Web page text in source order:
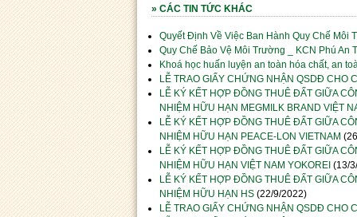
» CÁC TIN TỨC KHÁC
Quyết Định Về Việc Ban Hành Quy Chế Môi
Quy Chế Bảo Vệ Môi Trường _ KCN Phú An
Khoá học huấn luyện an toàn hóa chất, an
LỄ TRAO GIẤY CHỨNG NHẬN QSDĐ CHO
LỄ KÝ KẾT HỢP ĐỒNG THUÊ ĐẤT GIỮA
NHIỆM HỮU HẠN MEGMILK BRAND VIỆT
LỄ KÝ KẾT HỢP ĐỒNG THUÊ ĐẤT GIỮA
NHIỆM HỮU HẠN PEACE-LON VIETNAM
LỄ KÝ KẾT HỢP ĐỒNG THUÊ ĐẤT GIỮA
NHIỆM HỮU HẠN VIỆT NAM YOKOREI (13/
LỄ KÝ KẾT HỢP ĐỒNG THUÊ ĐẤT GIỮA
NHIỆM HỮU HẠN HS (22/9/2022)
LỄ TRAO GIẤY CHỨNG NHẬN QSDĐ CHO